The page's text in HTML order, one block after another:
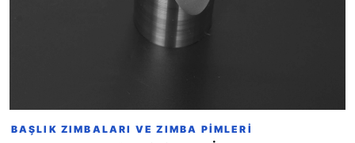
BAŞLIK ZIMBALARI VE ZIMBA PIMLERI